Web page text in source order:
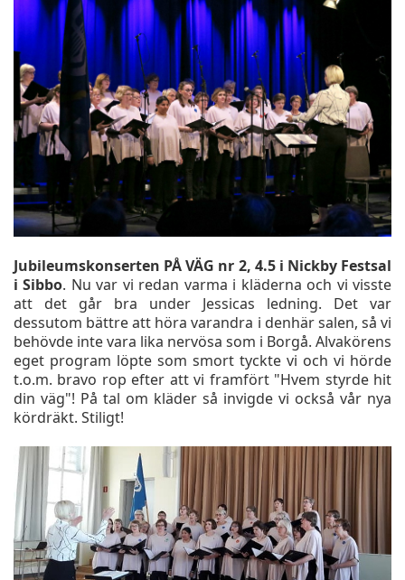
Jubileumskonserten PÅ VÄG nr 2, 4.5 i Nickby Festsal
i Sibbo. Nu var vi redan varma i kläderna och vi visste
att det går bra under Jessicas ledning. Det var
dessutom bättre att höra varandra i denhär salen, så vi
behövde inte vara lika nervösa som i Borgå. Alvakörens
eget program löpte som smort tyckte vi och vi hörde
t.o.m. bravo rop efter att vi framfört "Hvem styrde hit
din väg"! På tal om kläder så invigde vi också vår nya
kördräkt. Stiligt!